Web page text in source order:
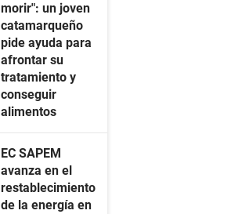
morir": un joven
catamarqueño
pide ayuda para
afrontar su
tratamiento y
conseguir
alimentos
EC SAPEM
avanza en el
restablecimiento
de la energía en